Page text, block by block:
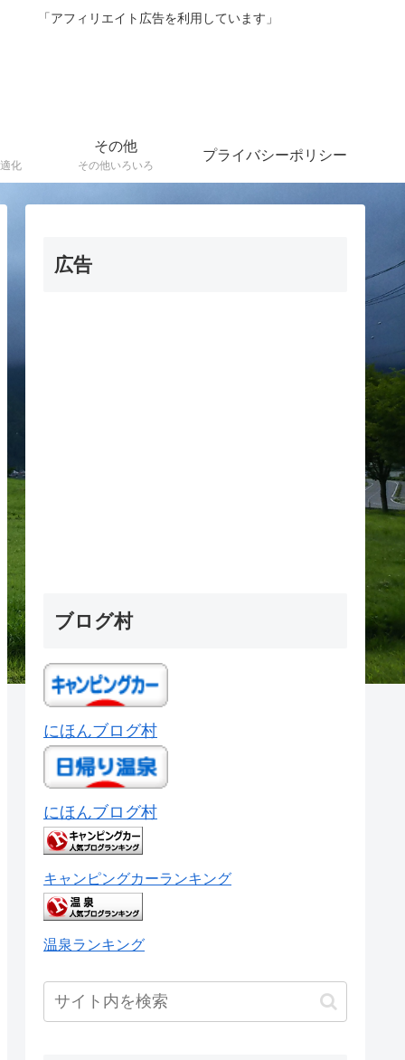
「アフィリエイト広告を利用しています」
化
その他
その他いろいろ
プライバシーポリシー
広告
ブログ村
にほんブログ村
にほんブログ村
キャンピングカーランキング
温泉ランキング